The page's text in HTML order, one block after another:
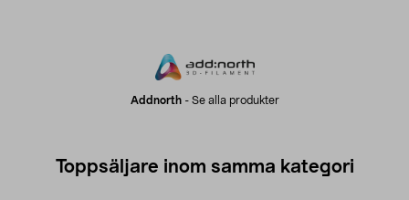
Addnorth- Se alla produkter
Toppsäljare inom samma kategori